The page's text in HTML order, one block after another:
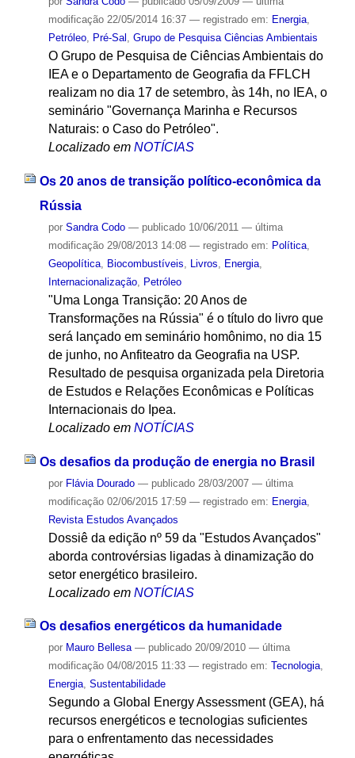
modificação22/05/2014 16:37 — registrado em: Energia,
Petróleo, Pré-Sal , Grupo de Pesquisa Ciências Ambientais
O Grupo de Pesquisa de Ciências Ambientais do
IEA e o Departamento de Geografia da FFLCH
realizam no dia 17 de setembro, às 14h, no IEA, o
seminário "Governança Marinha e Recursos
Naturais: o Caso do Petróleo".
Localizado em NOTÍCIAS
Os 20 anos de transição político-econômica da
Rússia
por Sandra Codo — publicado10/06/2011 — última
modificação29/08/2013 14:08 — registrado em: Política,
Geopolítica, Biocombustíveis Livros Energia,
Internacionalização, Petróleo
"Uma Longa Transição: 20 Anos de
Transformações na Rússia" é o título do livro que
será lançado em seminário homônimo, no dia 15
de junho, no Anfiteatro da Geografia na USP.
Resultado de pesquisa organizada pela Diretoria
de Estudos e Relações Econômicas e Políticas
Internacionais do Ipea.
Localizado em NOTÍCIAS
Os desafios da produção de energia no Brasil
por Flávia Dourado — publicado28/03/2007 — última
modificação02/06/2015 17:59 — registrado em: Energia,
Revista Estudos Avançados
Dossiê da edição nº 59 da "Estudos Avançados"
aborda controvérsias ligadas à dinamização do
setor energético brasileiro.
Localizado em NOTÍCIAS
Os desafios energéticos da humanidade
por Mauro Bellesa — publicado20/09/2010 — última
modificação04/08/2015 11:33 — registrado em: Tecnologia,
Energia, Sustentabilidade
Segundo a Global Energy Assessment (GEA), há
recursos energéticos e tecnologias suficientes
para o enfrentamento das necessidades